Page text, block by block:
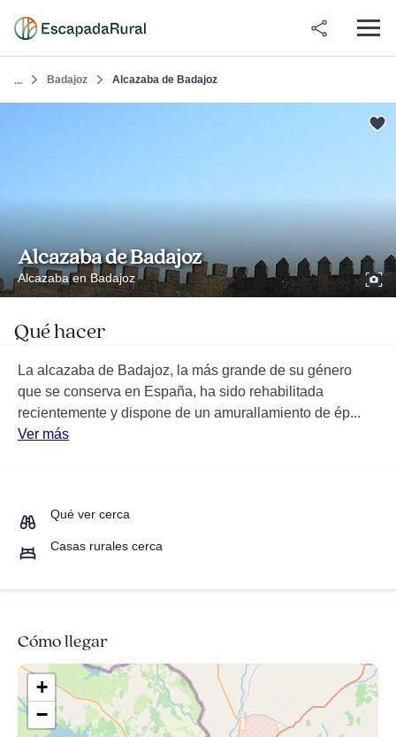
... Badajoz Alcazaba de Badajoz
Alcazaba de Badajoz
Alcazaba en Badajoz
Qué hacer
La alcazaba de Badajoz, la más grande de su género
que se conserva en España, ha sido rehabilitada
recientemente y dispone de un amurallamiento de ép...
Ver más
Qué ver cerca
Casas rurales cerca
Cómo llegar
+
−